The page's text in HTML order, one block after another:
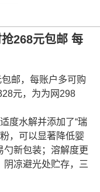
268元包邮 每
邮，每账户多可购
元，为为网298
度水解并添加了“瑞
，可以显著降低婴
勺新包装；溶解度更
阴凉避光处贮存，三